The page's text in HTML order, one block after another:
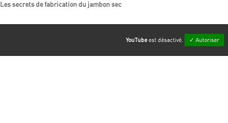
Les secrets de fabrication du jambon sec
YouTubeest désactivé. ✓ Autoriser